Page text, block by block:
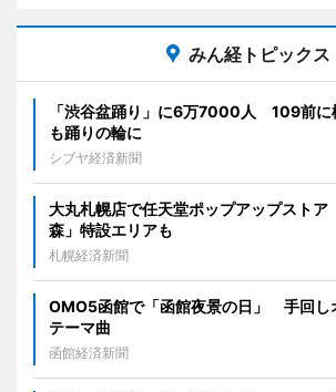
みん経トピックス
「渋谷盆踊り」に6万7000人 109前に
も踊りの輪に
シブヤ経済新聞
大丸札幌店で任天堂ポップアップスト
森」特設エリアも
札幌経済新聞
OMO5函館で「函館夜景の日」 手回し
テーマ曲
函館経済新聞